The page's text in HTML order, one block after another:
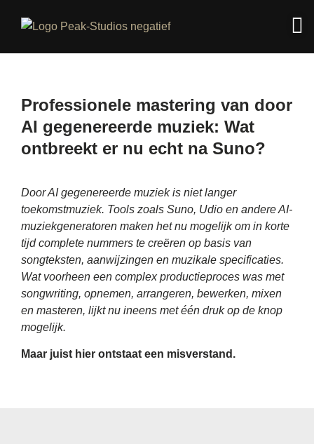
Professionele mastering van door
AI gegenereerde muziek: Wat
ontbreekt er nu echt na Suno?
Door AI gegenereerde muziek is niet langer
toekomstmuziek. Tools zoals Suno, Udio en andere AI-
muziekgeneratoren maken het nu mogelijk om in korte
tijd complete nummers te creëren op basis van
songteksten, aanwijzingen en muzikale specificaties.
Wat voorheen een complex productieproces was met
songwriting, opnemen, arrangeren, bewerken, mixen
en masteren, lijkt nu ineens met één druk op de knop
mogelijk.
Maar juist hier ontstaat een misverstand.